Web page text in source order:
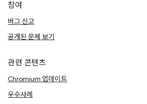
참여
버그 신고
공개된 문제 보기
관련 콘텐츠
Chromium 업데이트
우수사례